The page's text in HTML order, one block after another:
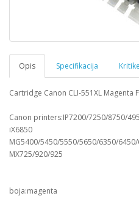
Opis Specifikacija
Cartridge Canon CLI-551XL Magenta
Canon printers:IP7200/7250/8750/
iX6850
MG5400/5450/5550/5650/6350/
MX725/920/925
boja:magenta